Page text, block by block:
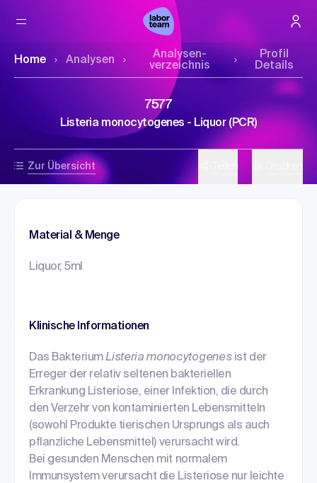
Home Analysen
Analysen­
verzeichnis
Profil
Details
Zur Übersicht
7577
Listeria monocytogenes - Liquor (PCR)
Material & Menge
Liquor, 5ml
Klinische Informationen
Das BakteriumListeria monocytogenes ist der
Erreger der relativ seltenen bakteriellen
Erkrankung Listeriose, einer Infektion, die durch
den Verzehr von kontaminierten Lebensmitteln
(sowohl Produkte tierischen Ursprungs als auch
pflanzliche Lebensmittel) verursacht wird.
Bei gesunden Menschen mit normalem
Immunsystem verursacht die Listeriose nur leichte